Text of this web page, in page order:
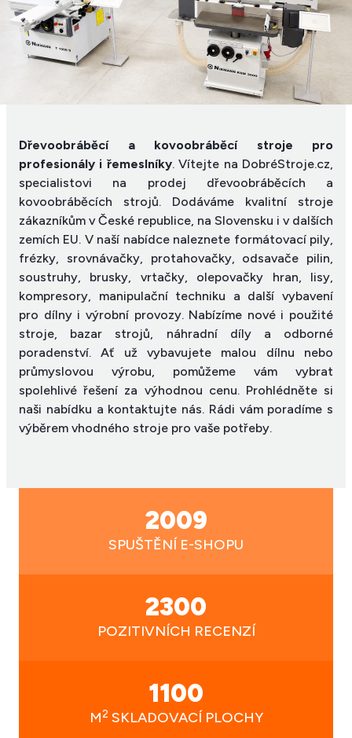
Dřevoobráběcí a kovoobráběcí stroje pro
profesionály i řemeslníky. Vítejte na DobréStroje.cz,
specialistovi na prodej dřevoobráběcích a
kovoobráběcích strojů. Dodáváme kvalitní stroje
zákazníkům v České republice, na Slovensku i v dalších
zemích EU. V naší nabídce naleznete formátovací pily,
frézky, srovnávačky, protahovačky, odsavače pilin,
soustruhy, brusky, vrtačky, olepovačky hran, lisy,
kompresory, manipulační techniku a další vybavení
pro dílny i výrobní provozy. Nabízíme nové i použité
stroje, bazar strojů, náhradní díly a odborné
poradenství. Ať už vybavujete malou dílnu nebo
průmyslovou výrobu, pomůžeme vám vybrat
spolehlivé řešení za výhodnou cenu. Prohlédněte si
naši nabídku a kontaktujte nás. Rádi vám poradíme s
výběrem vhodného stroje pro vaše potřeby.
2009
SPUŠTĚNÍ E-SHOPU
2300
POZITIVNÍCH RECENZÍ
1100
M2 SKLADOVACÍ PLOCHY